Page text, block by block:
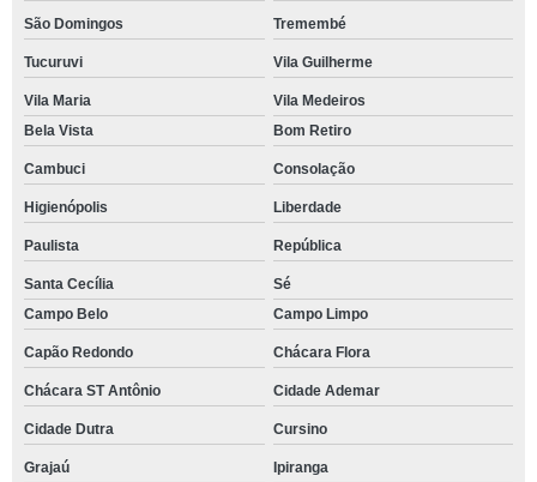
São Domingos Tremembé
Tucuruvi Vila Guilherme
Vila Maria
Vila Medeiros
Bela Vista
Bom Retiro
Cambuci Consolação
Higienópolis Liberdade
Paulista República
Santa Cecília
Sé
Campo Belo
Campo Limpo
Capão Redondo Chácara Flora
Chácara ST Antônio Cidade Ademar
Cidade Dutra Cursino
Grajaú Ipiranga